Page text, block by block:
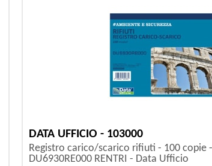
DATA UFFICIO - 103000
Registro carico/scarico rifiuti - 100 copie
DU6930RE000 RENTRI - Data Ufficio